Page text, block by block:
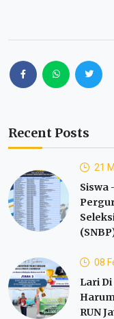
Recent Posts
21
Siswa
08
Lari
RUN